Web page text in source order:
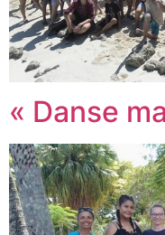
« Danse